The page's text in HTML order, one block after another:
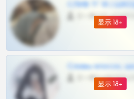
显示 18+
СЛИВ ТГ 18 |
显示 18+
Сливы вписок,